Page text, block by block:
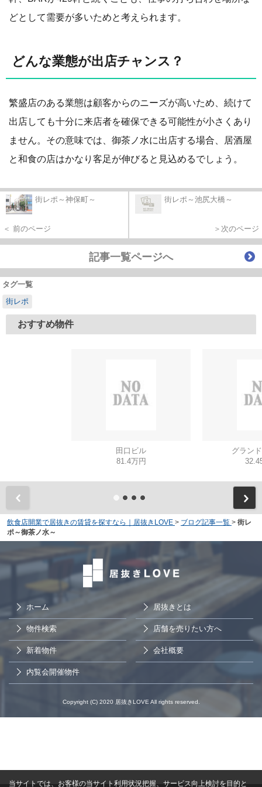
どとして需要が多いためと考えられます。
どんな業態が出店チャンス？
繁盛店のある業態は顧客からのニーズが高いため、続けて
出店しても十分に来店者を確保できる可能性が小さくあり
ません。その意味では、御茶ノ水に出店する場合、居酒屋
と和食の店はかなり客足が伸びると見込めるでしょう。
街レポ～神保町～
＜ 前のページ
街レポ～池尻大橋～
＞次のページ
記事一覧ページへ
タグ一覧
街レポ
おすすめ物件
田口ビル
81.4万円
グラン
飲食店開業で居抜きの賃貸を探すなら｜居抜きLOVE > ブログ記事一覧 > 街レ
ポ～御茶ノ水～
ホーム 居抜きとは
物件検索 店舗を売りたい方へ
新着物件 会社概要
内覧会開催物件
Copyright (C) 2020 居抜きLOVE All rights reserved.
当サイトでは、お客様の当サイト利用状況把握、サービス向上検討を目的と